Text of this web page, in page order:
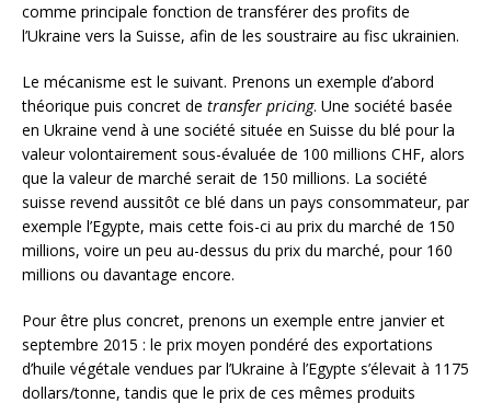
comme principale fonction de transférer des profits de
l’Ukraine vers la Suisse, afin de les soustraire au fisc ukrainien.
Le mécanisme est le suivant. Prenons un exemple d’abord
théorique puis concret de transfer pricing. Une société basée
en Ukraine vend à une société située en Suisse du blé pour la
valeur volontairement sous-évaluée de 100 millions CHF, alors
que la valeur de marché serait de 150 millions. La société
suisse revend aussitôt ce blé dans un pays consommateur, par
exemple l’Egypte, mais cette fois-ci au prix du marché de 150
millions, voire un peu au-dessus du prix du marché, pour 160
millions ou davantage encore.
Pour être plus concret, prenons un exemple entre janvier et
septembre 2015 : le prix moyen pondéré des exportations
d’huile végétale vendues par l’Ukraine à l’Egypte s’élevait à 1175
dollars/tonne, tandis que le prix de ces mêmes produits